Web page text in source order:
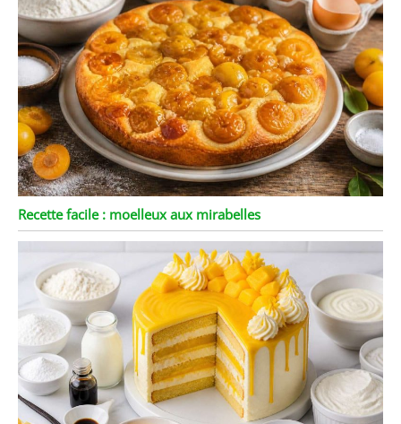
Recette facile : moelleux aux mirabelles